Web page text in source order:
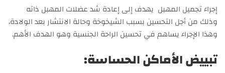
إجراء تجميل المهبل يهدف إلى إعادة شد عضلات المهبل ذاته
وذلك من أجل التحسين بسبب الشيخوخة وحالة الانتشار بعد الولادة،
وهذا الإجراء يساهم في تحسين الراحة الجنسية وهو الهدف الأهم.
تبييض الأماكن الحساسة: